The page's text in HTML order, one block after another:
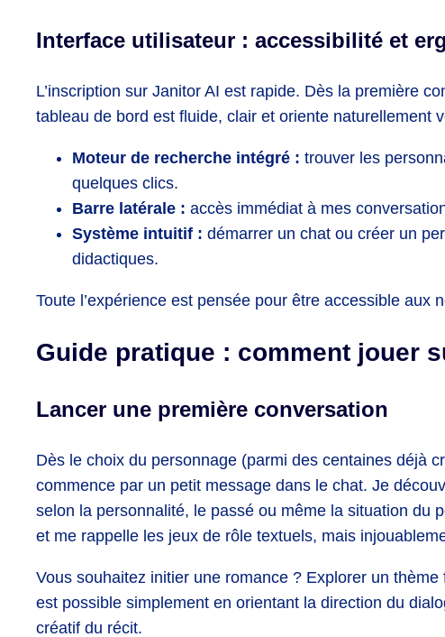
Interface utilisateur : accessibilité et
L’inscription sur Janitor AI est rapide. Dès la première
tableau de bord est fluide, clair et oriente naturellement
Moteur de recherche intégré : trouver les
quelques clics.
Barre latérale : accès immédiat à mes
Système intuitif : démarrer un chat ou créer un
didactiques.
Toute l’expérience est pensée pour être accessible aux
Guide pratique : comment jouer
Lancer une première conversation
Dès le choix du personnage (parmi des centaines déjà
commence par un petit message dans le chat. Je
selon la personnalité, le passé ou même la situation du
et me rappelle les jeux de rôle textuels, mais
Vous souhaitez initier une romance ? Explorer un
est possible simplement en orientant la direction du
créatif du récit.